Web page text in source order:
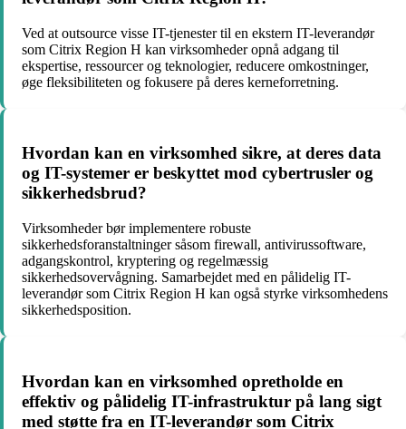
Ved at outsource visse IT-tjenester til en ekstern IT-leverandør
som Citrix Region H kan virksomheder opnå adgang til
ekspertise, ressourcer og teknologier, reducere omkostninger,
øge fleksibiliteten og fokusere på deres kerneforretning.
Hvordan kan en virksomhed sikre, at deres data
og IT-systemer er beskyttet mod cybertrusler og
sikkerhedsbrud?
Virksomheder bør implementere robuste
sikkerhedsforanstaltninger såsom firewall, antivirussoftware,
adgangskontrol, kryptering og regelmæssig
sikkerhedsovervågning. Samarbejdet med en pålidelig IT-
leverandør som Citrix Region H kan også styrke virksomhedens
sikkerhedsposition.
Hvordan kan en virksomhed opretholde en
effektiv og pålidelig IT-infrastruktur på lang sigt
med støtte fra en IT-leverandør som Citrix